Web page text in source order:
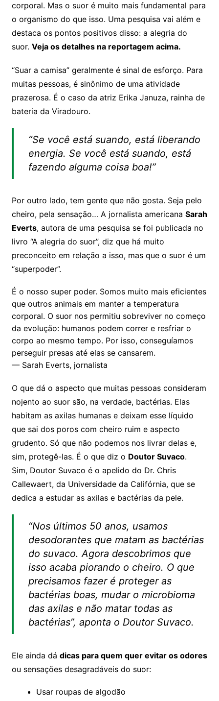
corporal. Mas o suor é muito mais fundamental para
o organismo do que isso. Uma pesquisa vai além e
destaca os pontos positivos disso: a alegria do
suor. Veja os detalhes na reportagem acima.
“Suar a camisa” geralmente é sinal de esforço. Para
muitas pessoas, é sinônimo de uma atividade
prazerosa. É o caso da atriz Erika Januza, rainha de
bateria da Viradouro.
“Se você está suando, está liberando
energia. Se você está suando, está
fazendo alguma coisa boa!”
Por outro lado, tem gente que não gosta. Seja pelo
cheiro, pela sensação… A jornalista americana Sarah
Everts, autora de uma pesquisa se foi publicada no
livro “A alegria do suor”, diz que há muito
preconceito em relação a isso, mas que o suor é um
“superpoder”.
É o nosso super poder. Somos muito mais eficientes
que outros animais em manter a temperatura
corporal. O suor nos permitiu sobreviver no começo
da evolução: humanos podem correr e resfriar o
corpo ao mesmo tempo. Por isso, conseguíamos
perseguir presas até elas se cansarem.
— Sarah Everts, jornalista
O que dá o aspecto que muitas pessoas consideram
nojento ao suor são, na verdade, bactérias. Elas
habitam as axilas humanas e deixam esse líquido
que sai dos poros com cheiro ruim e aspecto
grudento. Só que não podemos nos livrar delas e,
sim, protegê-las. É o que diz o Doutor Suvaco.
Sim, Doutor Suvaco é o apelido do Dr. Chris
Callewaert, da Universidade da Califórnia, que se
dedica a estudar as axilas e bactérias da pele.
“Nos últimos 50 anos, usamos
desodorantes que matam as bactérias
do suvaco. Agora descobrimos que
isso acaba piorando o cheiro. O que
precisamos fazer é proteger as
bactérias boas, mudar o microbioma
das axilas e não matar todas as
bactérias”, aponta o Doutor Suvaco.
Ele ainda dá dicas para quem quer evitar os odores
ou sensações desagradáveis do suor:
Usar roupas de algodão